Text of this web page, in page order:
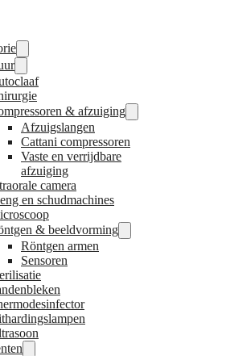
& afzuiging
Afzuigslangen
Cattani compressoren
Vaste en verrijdbare
afzuiging
camera
en schudmachines
& beeldvorming
Röntgen armen
Sensoren